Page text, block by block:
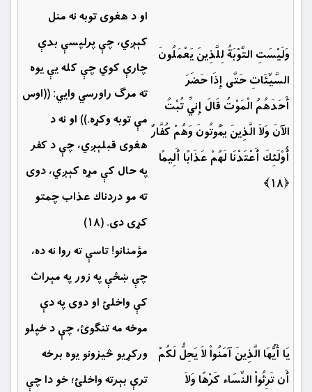
وَلَيْسَتِ التَّوْبَةُ لِلَّذِينَ يَعْمَلُونَ
السَّيِّئَاتِ حَتَّى إِذَا حَضَرَ
أَحَدَهُمُ الْمَوْتُ قَالَ إِنِّي تُبْتُ
الآنَ وَلاَ الَّذِينَ يَمُوتُونَ وَهُمْ كُفَّارٌ
أُوْلَئِكَ أَعْتَدْنَا لَهُمْ عَذَابًا أَلِيمًا
﴿۱۸﴾
او د هغوی توبه نه منل
كېږي، چې پرلپسې بدې
چارې كوي چې کله یې یوه
ته ‏مرګ راورسي وايي: ((اوس
مې توبه وكړه.)) او نه د
هغوى قبلېږي، چې د كفر
په حال كې مړه كېږي، دوى
ته مو دردناك عذاب چمتو
كړى دى. (۱۸)
يَا أَيُّهَا الَّذِينَ آمَنُواْ لاَ يَحِلُّ لَكُمْ
أَن تَرِثُواْ النِّسَاء كَرْهًا وَلاَ
مؤمنانو! تاسې ‏ته روا نه ده،
چې ښځې په زور په مېراث
کې واخلئ او دوی په دې
موخه مه تنګوئ، چې د خپلو
ورکړیو څیزونو یوه برخه
ترې بېرته واخلئ؛ خو دا چې